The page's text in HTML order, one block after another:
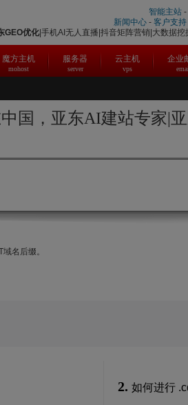
智能主站 -
新闻中心 - 客户支持
GEO优化|手机AI无人直播|抖音矩阵营销|大数据
魔方主机
mohost
服务器
server
云主机
vps
企业
国，亚东AI建站专家|
名后缀。
2. 如何进行